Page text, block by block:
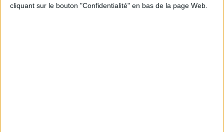
cliquant sur le bouton "Confidentialité" en bas de la page Web.